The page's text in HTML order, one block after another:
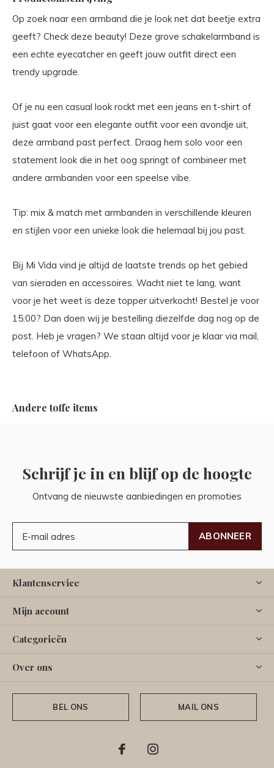
Op zoek naar een armband die je look net dat beetje extra
geeft? Check deze beauty! Deze grove schakelarmband is
een echte eyecatcher en geeft jouw outfit direct een
trendy upgrade.
Of je nu een casual look rockt met een jeans en t-shirt of
juist gaat voor een elegante outfit voor een avondje uit,
deze armband past perfect. Draag hem solo voor een
statement look die in het oog springt of combineer met
andere armbanden voor een speelse vibe.
Tip: mix & match met armbanden in verschillende kleuren
en stijlen voor een unieke look die helemaal bij jou past.
Bij Mi Vida vind je altijd de laatste trends op het gebied
van sieraden en accessoires. Wacht niet te lang, want
voor je het weet is deze topper uitverkocht! Bestel je voor
15:00? Dan doen wij je bestelling diezelfde dag nog op de
post. Heb je vragen? We staan altijd voor je klaar via mail,
telefoon of WhatsApp.
Andere toffe items
Schrijf je in en blijf op de hoogte
Ontvang de nieuwste aanbiedingen en promoties
ABONNEER
Klantenservice
Mijn account
Categorieën
Over ons
BEL ONS MAIL ONS